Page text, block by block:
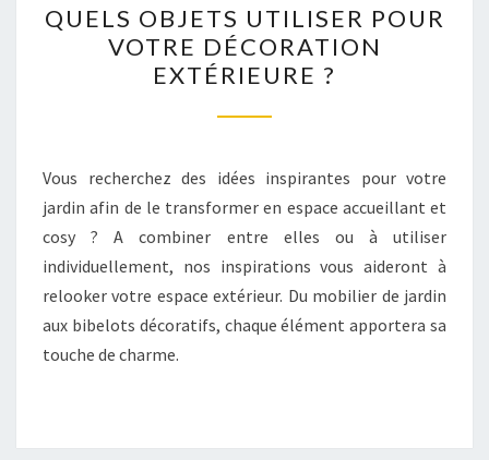
OBJETS
UTILISER
POUR
VOTRE
EXTÉRIEURE
?
QUELS OBJETS UTILISER POUR
VOTRE DÉCORATION
EXTÉRIEURE ?
Vous recherchez des idées inspirantes pour votre
jardin afin de le transformer en espace accueillant et
cosy ? A combiner entre elles ou à utiliser
individuellement, nos inspirations vous aideront à
relooker votre espace extérieur. Du mobilier de jardin
aux bibelots décoratifs, chaque élément apportera sa
touche de charme.